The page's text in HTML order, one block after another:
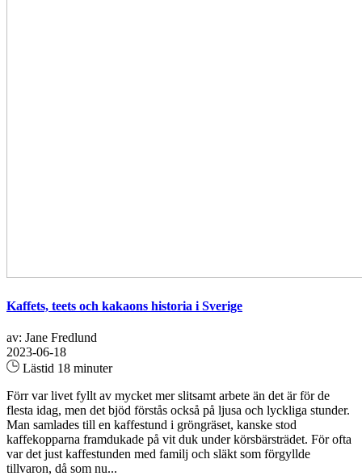
Kaffets, teets och kakaons historia i Sverige
av: Jane Fredlund
2023-06-18
Lästid 18 minuter
Förr var livet fyllt av mycket mer slitsamt arbete än det är för de
flesta idag, men det bjöd förstås också på ljusa och lyckliga stunder.
Man samlades till en kaffestund i gröngräset, kanske stod
kaffekopparna framdukade på vit duk under körsbärsträdet. För ofta
var det just kaffestunden med familj och släkt som förgyllde
tillvaron, då som nu...